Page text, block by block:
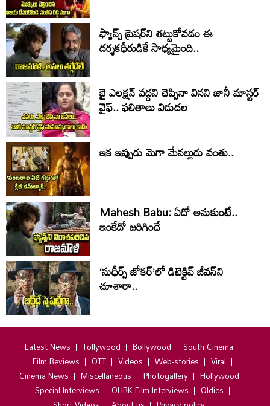
ఫ్యాన్స్‌ ప్రెషర్‌ని తట్టుకోవడం ఈ
దర్శకధీరుడికే సాధ్యమైంది..
బై ఎలక్షన్ వద్దని చెప్పినా వినని జానీ మాస్టర్
వైఫ్.. ఫలితాలు విడుదల
ఇక ఇప్పుడు మెగా మేనల్లుడు వంతు..
Mahesh Babu: ఏదో అనుకుంటే..
ఇంకేదో జరిగిందే
‘సుధీర్స్ జోకర్’లో డిటెక్టివ్ జీవన్‌ని
చూశారా..
Latest News Tollywood Bollywood
South Cinema
Film Reviews
OTT Videos Web-stories
Viral
Cinema News
Miscellaneous Photogallery
Hollywood
Special Interviews
OHRK Film Interviews
Oldies